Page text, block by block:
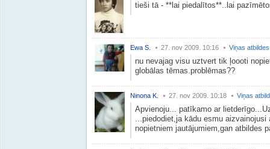
tieši tā - **lai piedalītos**..lai
Ewa S. 27. nov 2009. 10:16 Viņas atbildes
nu nevajag visu uztvert tik ļoooti
globālas tēmas.problēmas??
Ninona K. 27. nov 2009. 10:18 Viņas
Apvienoju... patīkamo ar
...piedodiet,ja kādu esmu
nopietniem jautājumiem,gan atbildes